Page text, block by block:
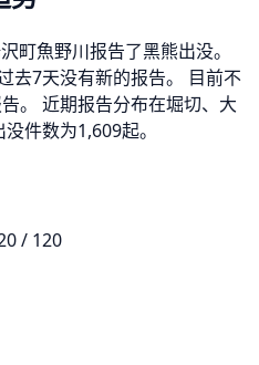
町魚野川报告了黑熊出没。
去7天没有新的报告。 目前不
。 近期报告分布在堀切、大
件数为1,609起。
/ 120